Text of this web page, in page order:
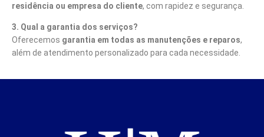
residência ou empresa do cliente, com rapidez e segurança.
3. Qual a garantia dos serviços?
Oferecemos garantia em todas as manutenções e reparos,
além de atendimento personalizado para cada necessidade.